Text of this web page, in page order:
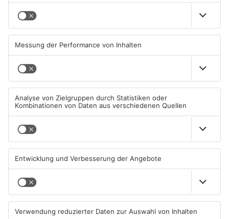
Schwerer Unfall zwischen
Langenselbolder Dreieck und
Hanauer Kreuz
KINZIG-KREIS
zum Thema "Wasser im
Klimawandel"
07.08.2026, 05:00 UHR IN MAIN-
Wohnhausbrand in Maintal:
Zwei Menschen verletzt
Gute Nachrichten für Pendler
im Main-Kinzig-Kreis und in
Hanau